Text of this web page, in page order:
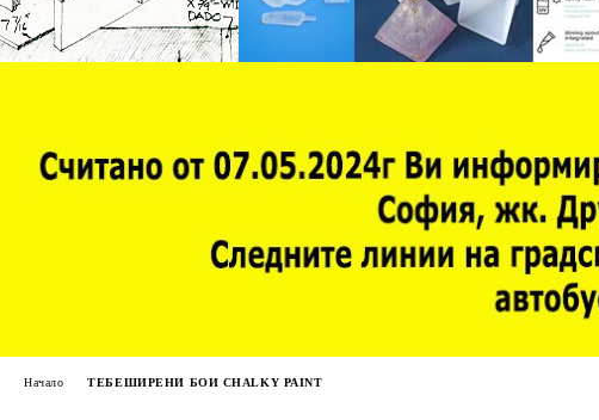
Начало ТЕБЕШИРЕНИ БОИ CHALKY PAINT